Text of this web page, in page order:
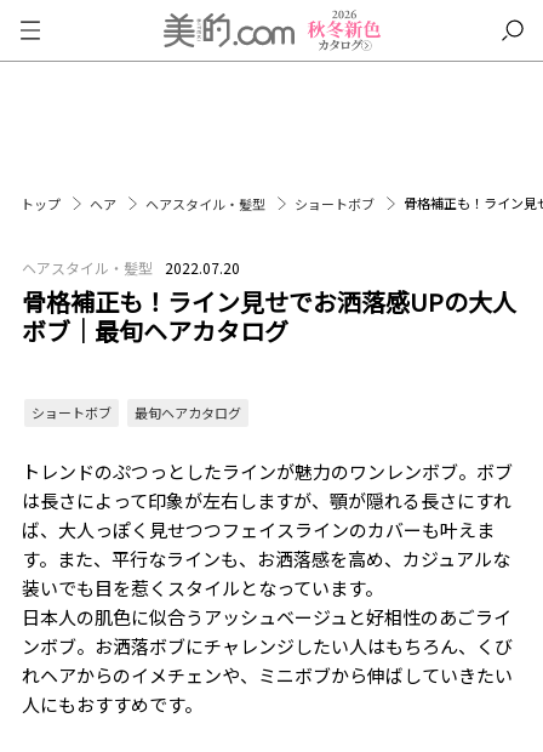
トップ ヘア ヘアスタイル・髪型 ショートボブ 骨格補正も！ライン
ヘアスタイル・髪型 2022.07.20
骨格補正も！ライン見せでお洒落感UPの大人
ボブ｜最旬ヘアカタログ
ショートボブ 最旬ヘアカタログ
トレンドのぷつっとしたラインが魅力のワンレンボブ。ボブ
は長さによって印象が左右しますが、顎が隠れる長さにすれ
ば、大人っぽく見せつつフェイスラインのカバーも叶えま
す。また、平行なラインも、お洒落感を高め、カジュアルな
装いでも目を惹くスタイルとなっています。
日本人の肌色に似合うアッシュベージュと好相性のあごライ
ンボブ。お洒落ボブにチャレンジしたい人はもちろん、くび
れヘアからのイメチェンや、ミニボブから伸ばしていきたい
人にもおすすめです。